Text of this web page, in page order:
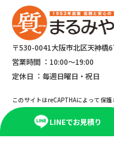
LINEでお見積り
〒530-0041大阪市北区天神橋
営業時間 ： 10:00～19:00
定休日 ： 毎週日曜日・祝日
このサイトはreCAPTHAによって保
規約が適応されます。